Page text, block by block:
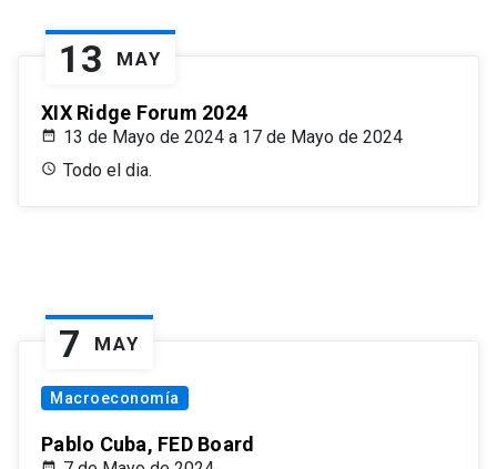
13 MAY
XIX Ridge Forum 2024
13 de Mayo de 2024 a 17 de Mayo de 2024
Todo el dia.
7 MAY
Macroeconomía
Pablo Cuba, FED Board